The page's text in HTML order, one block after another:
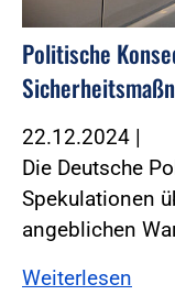
Politische
22.12.2024 |
Die Deutsche
Spekulationen
angeblichen
Weiterlesen